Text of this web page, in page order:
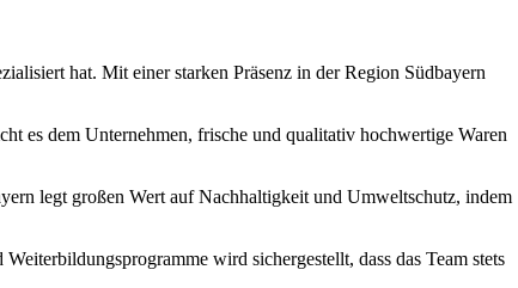
hat. Mit einer starken Präsenz in der Region Südbayern
es dem Unternehmen, frische und qualitativ hochwertige Waren
legt großen Wert auf Nachhaltigkeit und Umweltschutz, indem
wird sichergestellt, dass das Team stets